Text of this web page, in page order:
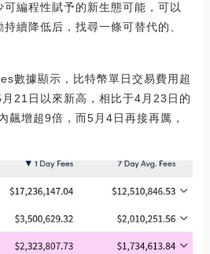
編程性賦予的新生態可能，可以
續降低后，找尋一條可替代的、
數據顯示，比特幣單日交易費用超
21日以來新高，相比于4月23日的
飆增超9倍，而5月4日再接再厲，